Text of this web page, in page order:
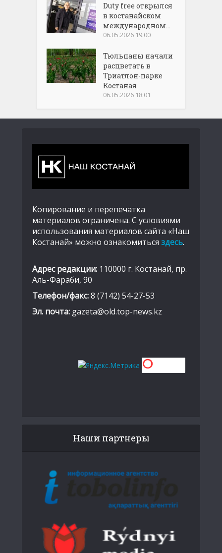
Duty free открылся
в костанайском
международном...
06.05.2026 19:00
Тюльпаны начали
расцветать в
Триатлон-парке
Костаная
06.05.2026 18:01
Копирование и перепечатка
материалов ограничена. С условиями
использования материалов сайта «Наш
Костанай» можно ознакомиться здесь.
Адрес редакции: 110000 г. Костанай, пр.
Аль-Фараби, 90
Телефон/факс:8 (7142) 54-27-53
Эл. почта: gazeta@old.top-news.kz
Наши партнеры